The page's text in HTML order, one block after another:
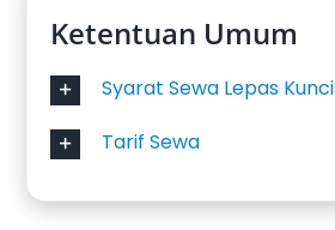
Ketentuan Umum
Syarat Sewa Lepas Kunci
Tarif Sewa